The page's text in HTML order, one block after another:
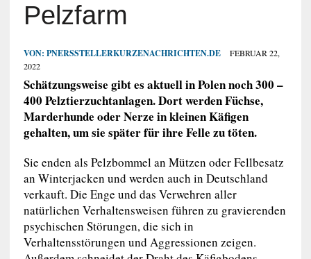
Pelzfarm
VON: PNERSSTELLERKURZENACHRICHTEN.DE
FEBRUAR 22,
2022
Schätzungsweise gibt es aktuell in Polen noch 300 –
400 Pelztierzuchtanlagen. Dort werden Füchse,
Marderhunde oder Nerze in kleinen Käfigen
gehalten, um sie später für ihre Felle zu töten.
Sie enden als Pelzbommel an Mützen oder Fellbesatz
an Winterjacken und werden auch in Deutschland
verkauft. Die Enge und das Verwehren aller
natürlichen Verhaltensweisen führen zu gravierenden
psychischen Störungen, die sich in
Verhaltensstörungen und Aggressionen zeigen.